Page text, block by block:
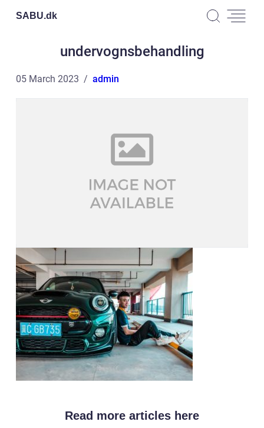
SABU.dk
undervognsbehandling
05 March 2023 admin
Read more articles here